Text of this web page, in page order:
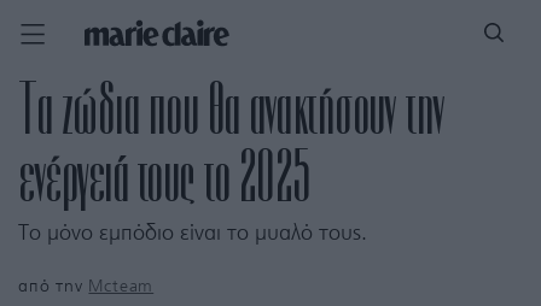
Τα ζώδια που θα ανακτήσουν την
ενέργειά τους το 2025
Το μόνο εμπόδιο είναι το μυαλό τους.
από την Mcteam